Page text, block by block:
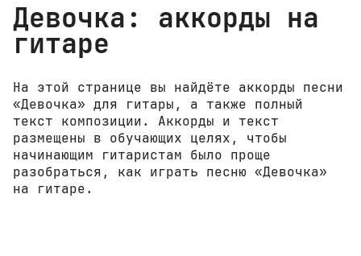
Девочка: аккорды на
гитаре
На этой странице вы найдёте аккорды песни
«Девочка» для гитары, а также полный
текст композиции. Аккорды и текст
размещены в обучающих целях, чтобы
начинающим гитаристам было проще
разобраться, как играть песню «Девочка»
на гитаре.